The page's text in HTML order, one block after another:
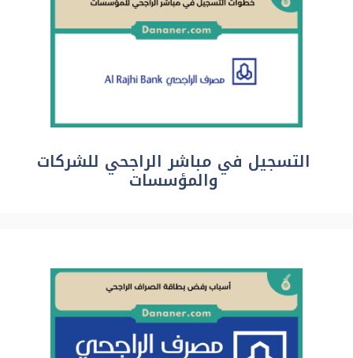
التسجيل في مباشر الراجحي للشركات
والمؤسسات